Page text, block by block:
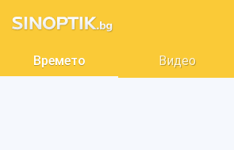
Времето Видео